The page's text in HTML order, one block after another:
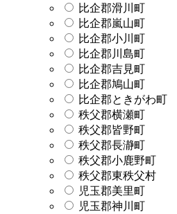
比企郡滑川町
比企郡嵐山町
比企郡小川町
比企郡川島町
比企郡吉見町
比企郡鳩山町
比企郡ときがわ町
秩父郡横瀬町
秩父郡皆野町
秩父郡長瀞町
秩父郡小鹿野町
秩父郡東秩父村
児玉郡美里町
児玉郡神川町